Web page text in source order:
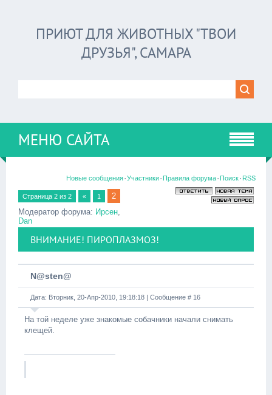
ПРИЮТ ДЛЯ ЖИВОТНЫХ "ТВОИ
ДРУЗЬЯ", САМАРА
МЕНЮ САЙТА
Новые сообщения·Участники·Правила форума·Поиск·RSS
Страница 2 из 2 « 1
2
Модератор форума: Ирсен,
Dan
ВНИМАНИЕ! ПИРОПЛАЗМОЗ!
N@sten@
Дата: Вторник, 20-Апр-2010, 19:18:18 | Сообщение # 16
На той неделе уже знакомые собачники начали снимать
клещей.